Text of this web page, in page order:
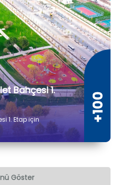
Bahçesi 1.
1. Etap için
Göster